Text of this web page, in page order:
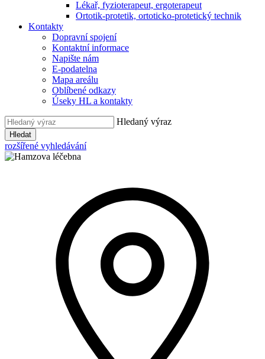
Lékař, fyzioterapeut, ergoterapeut
Ortotik-protetik, ortoticko-protetický technik
Kontakty
Dopravní spojení
Kontaktní informace
Napište nám
E-podatelna
Mapa areálu
Oblíbené odkazy
Úseky HL a kontakty
Hledaný výraz
Hledat
rozšířené vyhledávání